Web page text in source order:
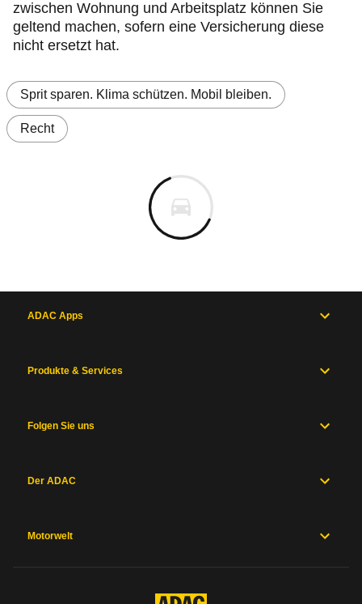
zwischen Wohnung und Arbeitsplatz können Sie
geltend machen, sofern eine Versicherung diese
nicht ersetzt hat.
Sprit sparen. Klima schützen. Mobil bleiben.
Recht
ADAC Apps
Produkte & Services
Folgen Sie uns
Der ADAC
Motorwelt